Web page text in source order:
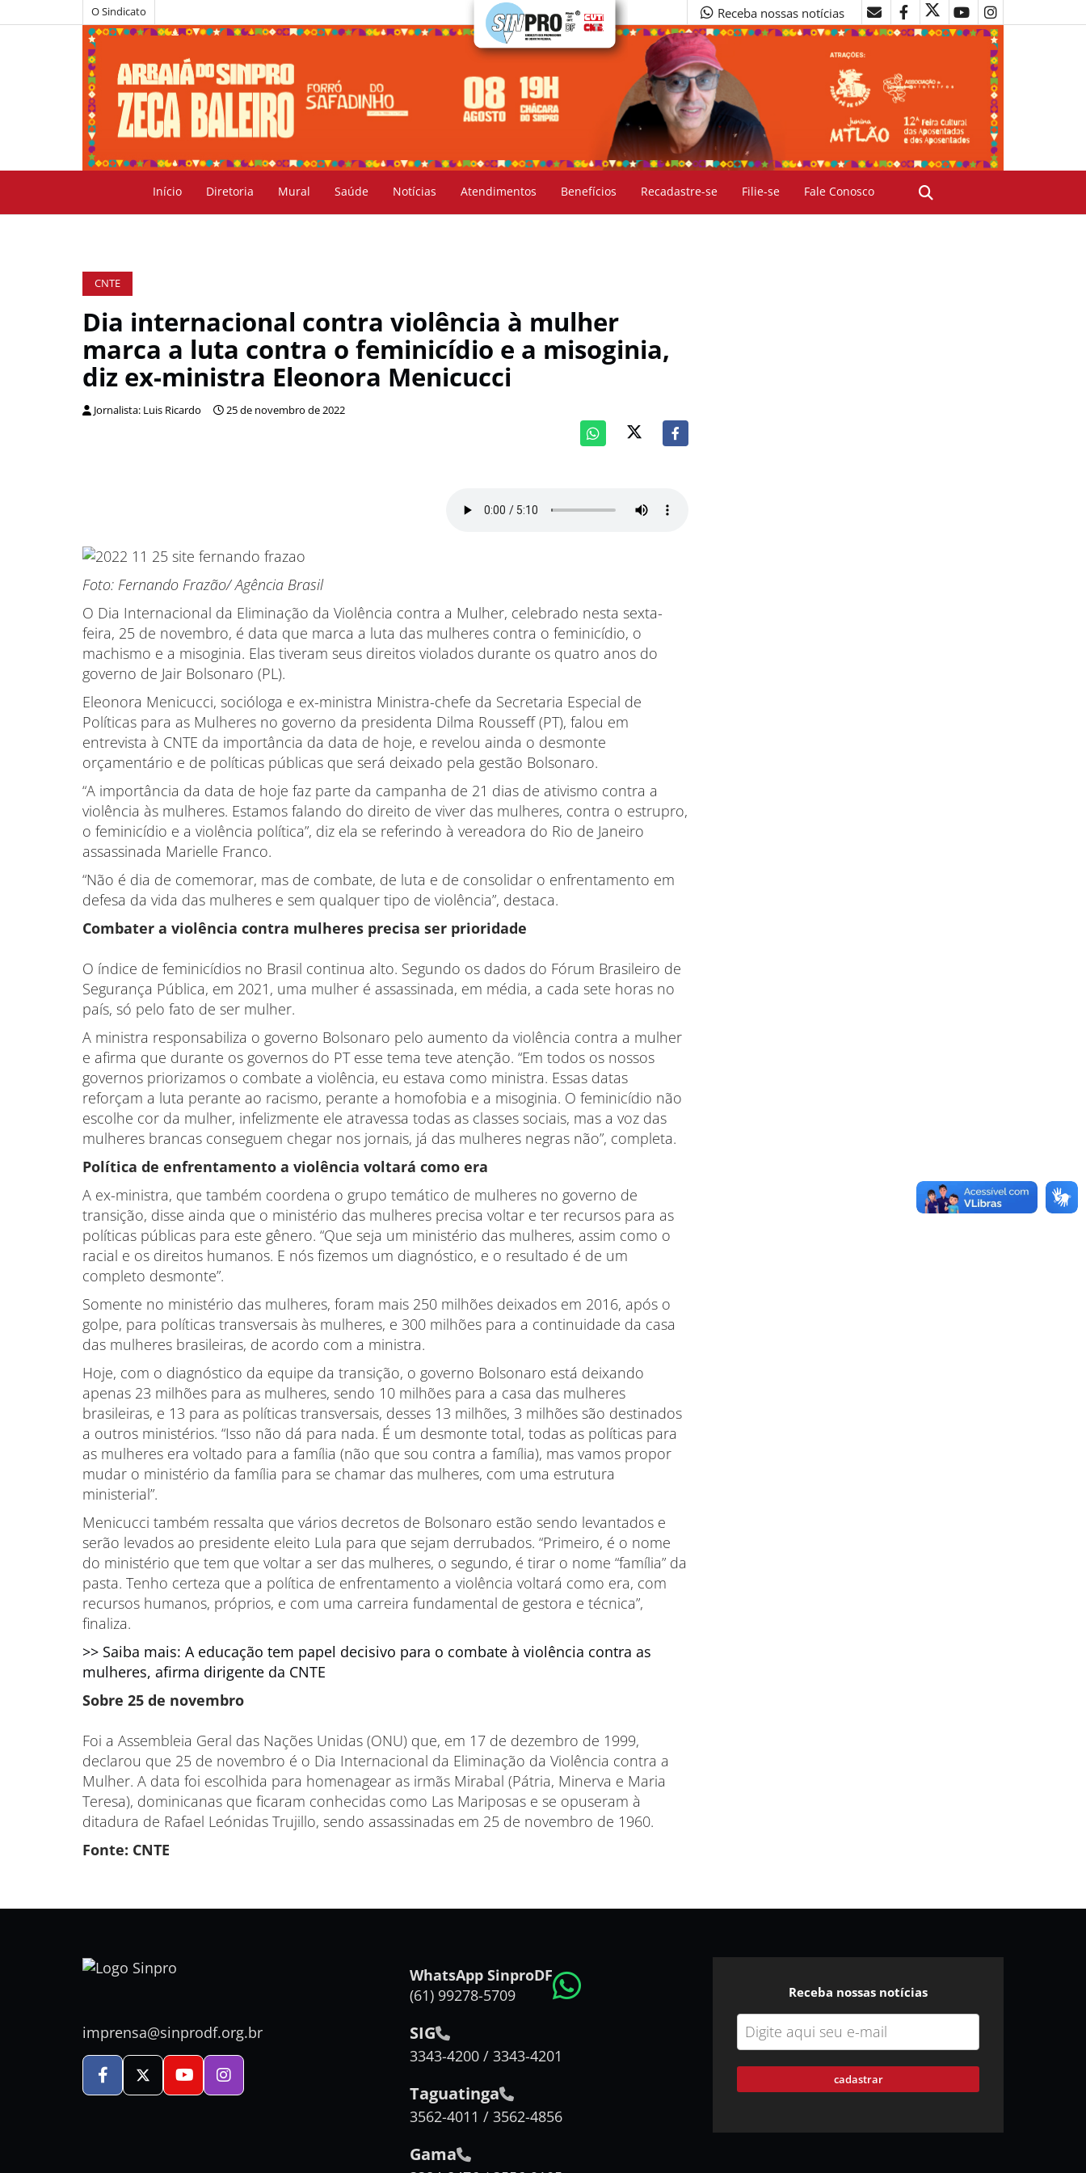
O Sindicato Receba nossas notícias
Início Diretoria Mural Saúde Notícias Atendimentos Benefícios Recadastre-se Filie-se Fale Conosco
CNTE
Dia internacional contra violência à mulher
marca a luta contra o feminicídio e a misoginia,
diz ex-ministra Eleonora Menicucci
Jornalista: Luis Ricardo 25 de novembro de 2022
Foto: Fernando Frazão/ Agência Brasil
O Dia Internacional da Eliminação da Violência contra a Mulher, celebrado nesta sexta-
feira, 25 de novembro, é data que marca a luta das mulheres contra o feminicídio, o
machismo e a misoginia. Elas tiveram seus direitos violados durante os quatro anos do
governo de Jair Bolsonaro (PL).
Eleonora Menicucci, socióloga e ex-ministra Ministra-chefe da Secretaria Especial de
Políticas para as Mulheres no governo da presidenta Dilma Rousseff (PT), falou em
entrevista à CNTE da importância da data de hoje, e revelou ainda o desmonte
orçamentário e de políticas públicas que será deixado pela gestão Bolsonaro.
“A importância da data de hoje faz parte da campanha de 21 dias de ativismo contra a
violência às mulheres. Estamos falando do direito de viver das mulheres, contra o estrupro,
o feminicídio e a violência política”, diz ela se referindo à vereadora do Rio de Janeiro
assassinada Marielle Franco.
“Não é dia de comemorar, mas de combate, de luta e de consolidar o enfrentamento em
defesa da vida das mulheres e sem qualquer tipo de violência”, destaca.
Combater a violência contra mulheres precisa ser prioridade
O índice de feminicídios no Brasil continua alto. Segundo os dados do Fórum Brasileiro de
Segurança Pública, em 2021, uma mulher é assassinada, em média, a cada sete horas no
país, só pelo fato de ser mulher.
A ministra responsabiliza o governo Bolsonaro pelo aumento da violência contra a mulher
e afirma que durante os governos do PT esse tema teve atenção. “Em todos os nossos
governos priorizamos o combate a violência, eu estava como ministra. Essas datas
reforçam a luta perante ao racismo, perante a homofobia e a misoginia. O feminicídio não
escolhe cor da mulher, infelizmente ele atravessa todas as classes sociais, mas a voz das
mulheres brancas conseguem chegar nos jornais, já das mulheres negras não”, completa.
Política de enfrentamento a violência voltará como era
A ex-ministra, que também coordena o grupo temático de mulheres no governo de
transição, disse ainda que o ministério das mulheres precisa voltar e ter recursos para as
políticas públicas para este gênero. “Que seja um ministério das mulheres, assim como o
racial e os direitos humanos. E nós fizemos um diagnóstico, e o resultado é de um
completo desmonte”.
Somente no ministério das mulheres, foram mais 250 milhões deixados em 2016, após o
golpe, para políticas transversais às mulheres, e 300 milhões para a continuidade da casa
das mulheres brasileiras, de acordo com a ministra.
Hoje, com o diagnóstico da equipe da transição, o governo Bolsonaro está deixando
apenas 23 milhões para as mulheres, sendo 10 milhões para a casa das mulheres
brasileiras, e 13 para as políticas transversais, desses 13 milhões, 3 milhões são destinados
a outros ministérios. “Isso não dá para nada. É um desmonte total, todas as políticas para
as mulheres era voltado para a família (não que sou contra a família), mas vamos propor
mudar o ministério da família para se chamar das mulheres, com uma estrutura
ministerial”.
Menicucci também ressalta que vários decretos de Bolsonaro estão sendo levantados e
serão levados ao presidente eleito Lula para que sejam derrubados. “Primeiro, é o nome
do ministério que tem que voltar a ser das mulheres, o segundo, é tirar o nome “família” da
pasta. Tenho certeza que a política de enfrentamento a violência voltará como era, com
recursos humanos, próprios, e com uma carreira fundamental de gestora e técnica”,
finaliza.
>> Saiba mais: A educação tem papel decisivo para o combate à violência contra as
mulheres, afirma dirigente da CNTE
Sobre 25 de novembro
Foi a Assembleia Geral das Nações Unidas (ONU) que, em 17 de dezembro de 1999,
declarou que 25 de novembro é o Dia Internacional da Eliminação da Violência contra a
Mulher. A data foi escolhida para homenagear as irmãs Mirabal (Pátria, Minerva e Maria
Teresa), dominicanas que ficaram conhecidas como Las Mariposas e se opuseram à
ditadura de Rafael Leónidas Trujillo, sendo assassinadas em 25 de novembro de 1960.
Fonte: CNTE
imprensa@sinprodf.org.br
WhatsApp SinproDF
(61) 99278-5709
SIG
3343-4200 / 3343-4201
Taguatinga
3562-4011 / 3562-4856
Gama
Receba nossas notícias
cadastrar